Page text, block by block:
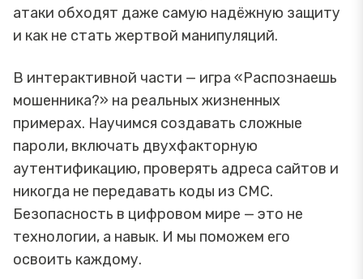
атаки обходят даже самую надёжную защиту
и как не стать жертвой манипуляций.
В интерактивной части — игра «Распознаешь
мошенника?» на реальных жизненных
примерах. Научимся создавать сложные
пароли, включать двухфакторную
аутентификацию, проверять адреса сайтов и
никогда не передавать коды из СМС.
Безопасность в цифровом мире — это не
технологии, а навык. И мы поможем его
освоить каждому.